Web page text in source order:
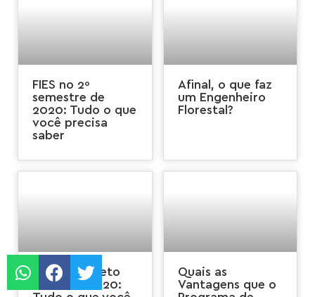
FIES no 2º
semestre de
2020: Tudo o que
você precisa
saber
Afinal, o que faz
um Engenheiro
Florestal?
Guia completo
do Enem 2020:
Quais as
Vantagens que o